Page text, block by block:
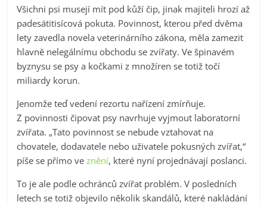
Všichni psi musejí mít pod kůží čip, jinak majiteli hrozí až
padesátitisícová pokuta. Povinnost, kterou před dvěma
lety zavedla novela veterinárního zákona, měla zamezit
hlavně nelegálnímu obchodu se zvířaty. Ve špinavém
byznysu se psy a kočkami z množíren se totiž točí
miliardy korun.
Jenomže teď vedení rezortu nařízení zmírňuje.
Z povinnosti čipovat psy navrhuje vyjmout laboratorní
zvířata. „Tato povinnost se nebude vztahovat na
chovatele, dodavatele nebo uživatele pokusných zvířat,“
píše se přímo veznění, které nyní projednávají poslanci.
To je ale podle ochránců zvířat problém. V posledních
letech se totiž objevilo několik skandálů, které nakládání